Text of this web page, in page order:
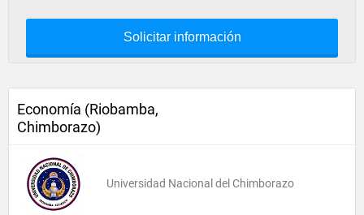
Solicitar información
Economía (Riobamba,
Chimborazo)
Universidad Nacional del Chimborazo